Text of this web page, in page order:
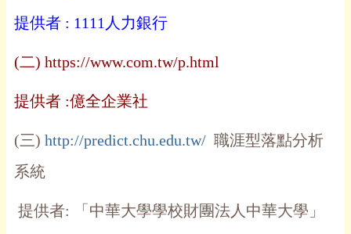
提供者 : 1111 人力銀行
(二) https://www.com.tw/p.html
提供者 :億全企業社
(三) http://predict.chu.edu.tw/ 職涯型落點分析
系統
提供者: 「中華大學學校財團法人中華大學」